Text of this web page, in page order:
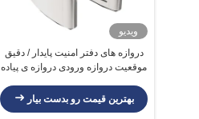
ویدیو
دروازه های دفتر امنیت پایدار / دقیق
موقعیت دروازه ورودی دروازه ی پیاده
بهترین قیمت رو بدست بیار